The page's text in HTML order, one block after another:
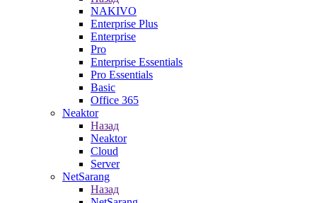
NAKIVO
Enterprise Plus
Enterprise
Pro
Enterprise Essentials
Pro Essentials
Basic
Office 365
Neaktor
Назад
Neaktor
Cloud
Server
NetSarang
Назад